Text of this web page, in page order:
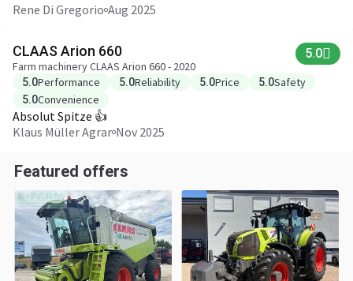
octobre), la transmission CMatic a sauvé nos récoltes 3
l’électronique (surtout le système de pesée intégrée) nous a
fait économiser 11 000 €/an en engrais – mais le calculateur
a déjà planté 2 fois en pleine moisson (solution : redémarrer
en jurant)
Rene Di Gregorio Aug 2025
CLAAS Arion 660
Farm machinery CLAAS Arion 660 - 2020
5.0
5.0Performance 5.0Reliability 5.0Price 5.0Safety
5.0Convenience
Absolut Spitze 👍
Klaus Müller Agrar Nov 2025
Featured offers